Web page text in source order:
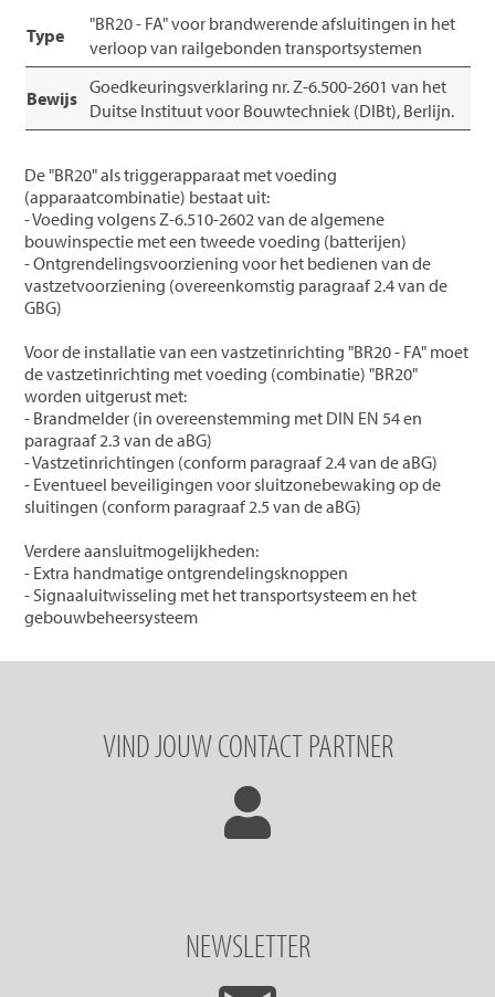
Type
"BR20 - FA" voor brandwerende afsluitingen in het
verloop van railgebonden transportsystemen
Bewijs
Goedkeuringsverklaring nr. Z-6.500-2601 van het
Duitse Instituut voor Bouwtechniek (DIBt), Berlijn.
De "BR20" als triggerapparaat met voeding
(apparaatcombinatie) bestaat uit:
- Voeding volgens Z-6.510-2602 van de algemene
bouwinspectie met een tweede voeding (batterijen)
- Ontgrendelingsvoorziening voor het bedienen van de
vastzetvoorziening (overeenkomstig paragraaf 2.4 van de
GBG)
Voor de installatie van een vastzetinrichting "BR20 - FA" moet
de vastzetinrichting met voeding (combinatie) "BR20"
worden uitgerust met:
- Brandmelder (in overeenstemming met DIN EN 54 en
paragraaf 2.3 van de aBG)
- Vastzetinrichtingen (conform paragraaf 2.4 van de aBG)
- Eventueel beveiligingen voor sluitzonebewaking op de
sluitingen (conform paragraaf 2.5 van de aBG)
Verdere aansluitmogelijkheden:
- Extra handmatige ontgrendelingsknoppen
- Signaaluitwisseling met het transportsysteem en het
gebouwbeheersysteem
VIND JOUW CONTACT PARTNER
NEWSLETTER